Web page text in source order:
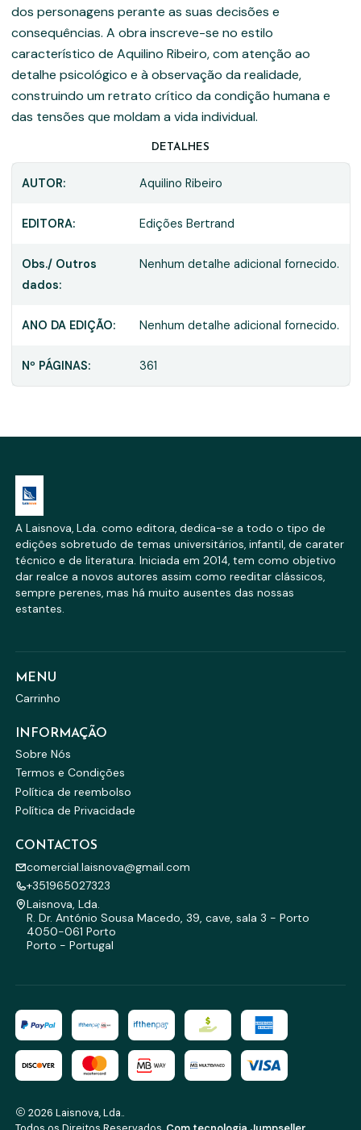
dos personagens perante as suas decisões e
consequências. A obra inscreve-se no estilo
característico de Aquilino Ribeiro, com atenção ao
detalhe psicológico e à observação da realidade,
construindo um retrato crítico da condição humana e
das tensões que moldam a vida individual.
DETALHES
AUTOR: Aquilino Ribeiro
EDITORA: Edições Bertrand
Obs./ Outros
dados:
Nenhum detalhe adicional fornecido.
ANO DA EDIÇÃO: Nenhum detalhe adicional fornecido.
Nº PÁGINAS: 361
A Laisnova, Lda. como editora, dedica-se a todo o tipo de
edições sobretudo de temas universitários, infantil, de carater
técnico e de literatura. Iniciada em 2014, tem como objetivo
dar realce a novos autores assim como reeditar clássicos,
sempre perenes, mas há muito ausentes das nossas
estantes.
MENU
Carrinho
INFORMAÇÃO
Sobre Nós
Termos e Condições
Política de reembolso
Política de Privacidade
CONTACTOS
comercial.laisnova@gmail.com
+351965027323
Laisnova, Lda.
R. Dr. António Sousa Macedo, 39, cave, sala 3 - Porto
4050-061 Porto
Porto - Portugal
2026 Laisnova, Lda..